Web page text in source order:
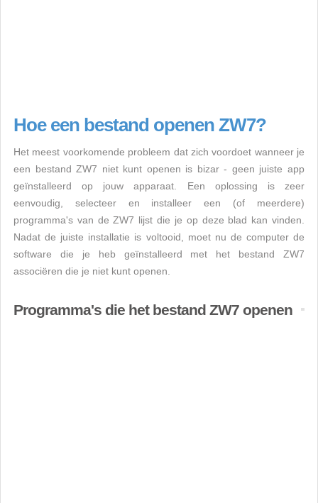
Hoe een bestand openen ZW7?
Het meest voorkomende probleem dat zich voordoet wanneer je
een bestand ZW7 niet kunt openen is bizar - geen juiste app
geïnstalleerd op jouw apparaat. Een oplossing is zeer
eenvoudig, selecteer en installeer een (of meerdere)
programma's van de ZW7 lijst die je op deze blad kan vinden.
Nadat de juiste installatie is voltooid, moet nu de computer de
software die je heb geïnstalleerd met het bestand ZW7
associëren die je niet kunt openen.
Programma's die het bestand ZW7 openen